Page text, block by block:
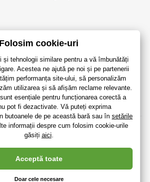
Toate drepturile rezervate
prin reCAPTCHA și se aplică
datelor personalecompaniile Google și ale lor